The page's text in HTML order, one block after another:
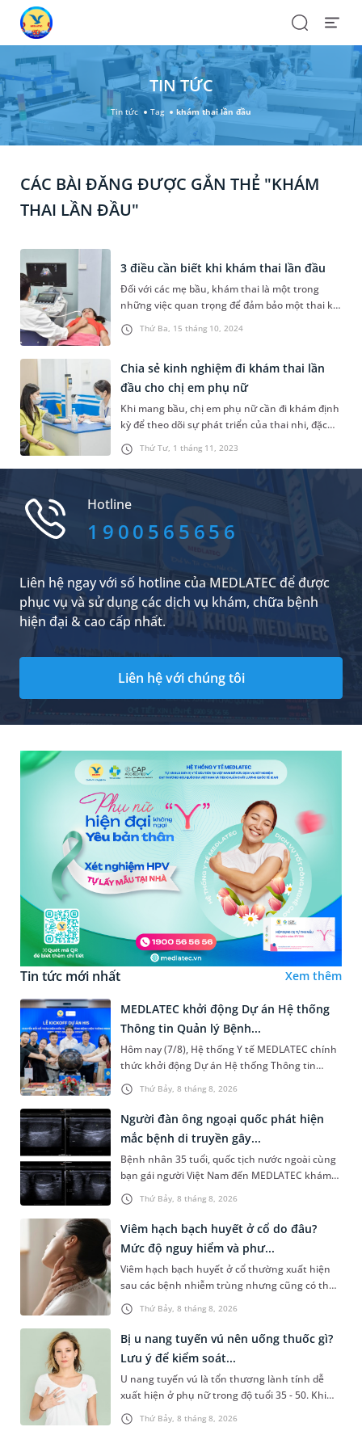
SearchOpen
TIN TỨC
Tin tức Tag khám thai lần đầu
CÁC BÀI ĐĂNG ĐƯỢC GẮN THẺ "KHÁM
THAI LẦN ĐẦU"
Thứ Ba, 15 tháng 10, 2024
3 điều cần biết khi khám thai lần đầu
Đối với các mẹ bầu, khám thai là một trong
những việc quan trọng để đảm bảo một thai kỳ
khỏe mạnh, an toàn. Có nhiều cột mốc khám
thai mà mẹ bầu cần tuân thủ, và khám thai lần
qua 3 điều cần biết trong lần đầu khám thai
này.
Thứ Tư, 1 tháng 11, 2023
Chia sẻ kinh nghiệm đi khám thai lần
đầu cho chị em phụ nữ
Khi mang bầu, chị em phụ nữ cần đi khám định
kỳ để theo dõi sự phát triển của thai nhi, đặc
biệt là trong những tháng đầu thai kỳ. Vậy khi
nào chị em nên đi khám thai lần đầu, buổi
khám này cho biết những thông tin gì? Bài viết
này.
Hotline
1900565656
Liên hệ ngay với số hotline của MEDLATEC để được
phục vụ và sử dụng các dịch vụ khám, chữa bệnh
hiện đại & cao cấp nhất.
Liên hệ với chúng tôi
Tin tức mới nhất Xem thêm
Thứ Bảy, 8 tháng 8, 2026
MEDLATEC khởi động Dự án Hệ thống
Thông tin Quản lý Bệnh...
Hôm nay (7/8), Hệ thống Y tế MEDLATEC chính
thức khởi động Dự án Hệ thống Thông tin
Quản lý Bệnh viện (HIS - Hospital Information
System) giai đoạn mới. Dự á...
Thứ Bảy, 8 tháng 8, 2026
Người đàn ông ngoại quốc phát hiện
mắc bệnh di truyền gây...
Bệnh nhân 35 tuổi, quốc tịch nước ngoài cùng
bạn gái người Việt Nam đến MEDLATEC khám
sức khỏe tiền hôn nhân. Qua thăm khám và
làm các xét nghiệm chuyên sâu,...
Thứ Bảy, 8 tháng 8, 2026
Viêm hạch bạch huyết ở cổ do đâu?
Mức độ nguy hiểm và phư...
Viêm hạch bạch huyết ở cổ thường xuất hiện
sau các bệnh nhiễm trùng nhưng cũng có thể
liên quan đến lao hạch hoặc ung thư. Để tìm
hiểu nguyên nhân gây viêm,...
Thứ Bảy, 8 tháng 8, 2026
Bị u nang tuyến vú nên uống thuốc gì?
Lưu ý để kiểm soát...
U nang tuyến vú là tổn thương lành tính dễ
xuất hiện ở phụ nữ trong độ tuổi 35 - 50. Khi
được chẩn đoán mắc bệnh, nhiều người
thường băn khoăn u nang tuyến v...